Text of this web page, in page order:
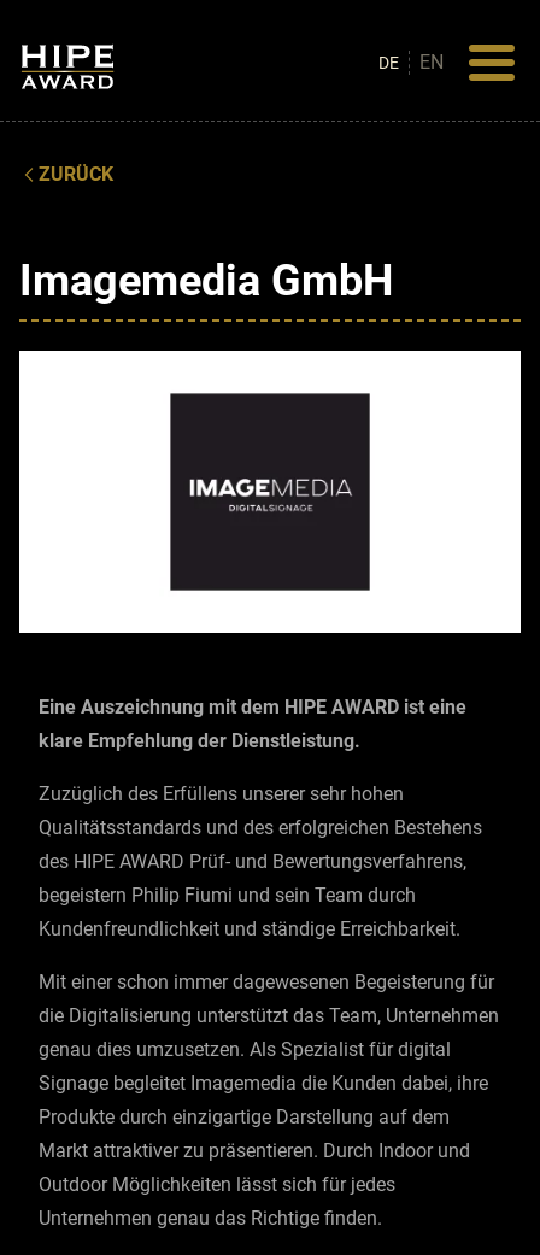
DE EN
ZURÜCK
Imagemedia GmbH
Eine Auszeichnung mit dem HIPE AWARD ist eine
klare Empfehlung der Dienstleistung.
Zuzüglich des Erfüllens unserer sehr hohen
Qualitätsstandards und des erfolgreichen Bestehens
des HIPE AWARD Prüf- und Bewertungsverfahrens,
begeistern Philip Fiumi und sein Team durch
Kundenfreundlichkeit und ständige Erreichbarkeit.
Mit einer schon immer dagewesenen Begeisterung für
die Digitalisierung unterstützt das Team, Unternehmen
genau dies umzusetzen. Als Spezialist für digital
Signage begleitet Imagemedia die Kunden dabei, ihre
Produkte durch einzigartige Darstellung auf dem
Markt attraktiver zu präsentieren. Durch Indoor und
Outdoor Möglichkeiten lässt sich für jedes
Unternehmen genau das Richtige finden.